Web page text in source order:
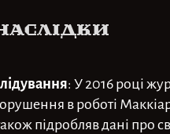
: У 2016 році
в роботі
підробляв дані про